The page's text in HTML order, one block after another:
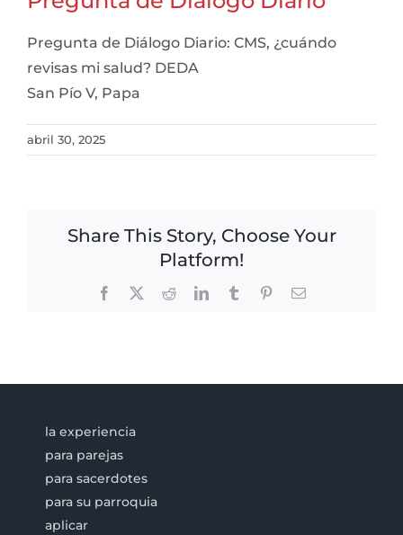
Pregunta de Diálogo Diario: CMS, ¿cuándo
revisas mi salud? DEDA
San Pío V, Papa
abril 30, 2025
Share This Story, Choose Your
Platform!
Facebook RedditLinkedInTumblr PinterestEmail
la experiencia
para parejas
para sacerdotes
para su parroquia
aplicar